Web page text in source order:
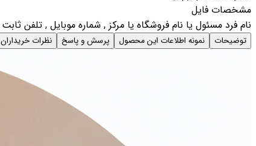
مشخصات فایل
نام فرد مسئول یا نام فروشگاه یا مرکز , شماره موبایل , تلفن ثابت
توضیحات نمونه اطلاعات این محصول پرسش و پاسخ نظرات خریداران